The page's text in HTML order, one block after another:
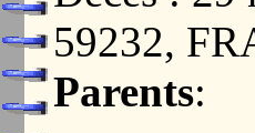
59232,
Parents: